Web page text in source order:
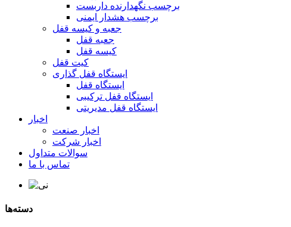
برچسب نگهدارنده داربست
برچسب هشدار ایمنی
جعبه و کیسه قفل
جعبه قفل
کیسه قفل
کیت قفل
ایستگاه قفل گذاری
ایستگاه قفل
ایستگاه قفل ترکیبی
ایستگاه قفل مدیریتی
اخبار
اخبار صنعت
اخبار شرکت
سوالات متداول
تماس با ما
دسته‌ها